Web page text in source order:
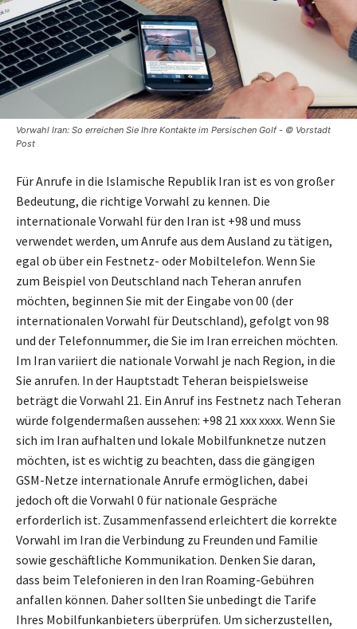
Vorwahl Iran: So erreichen Sie Ihre Kontakte im Persischen Golf - © Vorstadt
Post
Für Anrufe in die Islamische Republik Iran ist es von großer
Bedeutung, die richtige Vorwahl zu kennen. Die
internationale Vorwahl für den Iran ist +98 und muss
verwendet werden, um Anrufe aus dem Ausland zu tätigen,
egal ob über ein Festnetz- oder Mobiltelefon. Wenn Sie
zum Beispiel von Deutschland nach Teheran anrufen
möchten, beginnen Sie mit der Eingabe von 00 (der
internationalen Vorwahl für Deutschland), gefolgt von 98
und der Telefonnummer, die Sie im Iran erreichen möchten.
Im Iran variiert die nationale Vorwahl je nach Region, in die
Sie anrufen. In der Hauptstadt Teheran beispielsweise
beträgt die Vorwahl 21. Ein Anruf ins Festnetz nach Teheran
würde folgendermaßen aussehen: +98 21 xxx xxxx. Wenn Sie
sich im Iran aufhalten und lokale Mobilfunknetze nutzen
möchten, ist es wichtig zu beachten, dass die gängigen
GSM-Netze internationale Anrufe ermöglichen, dabei
jedoch oft die Vorwahl 0 für nationale Gespräche
erforderlich ist. Zusammenfassend erleichtert die korrekte
Vorwahl im Iran die Verbindung zu Freunden und Familie
sowie geschäftliche Kommunikation. Denken Sie daran,
dass beim Telefonieren in den Iran Roaming-Gebühren
anfallen können. Daher sollten Sie unbedingt die Tarife
Ihres Mobilfunkanbieters überprüfen. Um sicherzustellen,